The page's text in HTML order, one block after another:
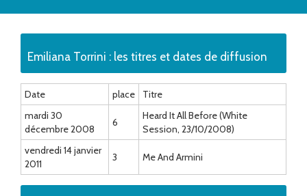
Emiliana Torrini : les titres et dates de diffusion
Date place
Titre
mardi 30
décembre 2008
6
Heard It All Before (White
Session, 23/10/2008)
vendredi 14 janvier
2011
3 Me And Armini